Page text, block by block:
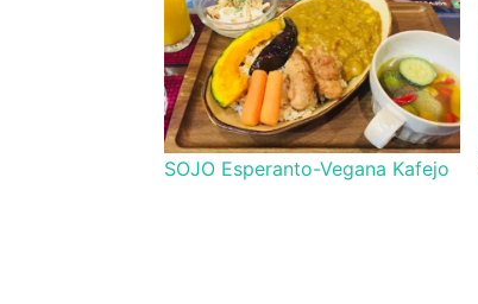
SOJO Esperanto-Vegana Kafejo